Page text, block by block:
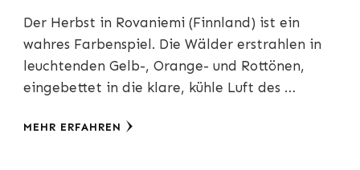
Der Herbst in Rovaniemi (Finnland) ist ein
wahres Farbenspiel. Die Wälder erstrahlen in
leuchtenden Gelb-, Orange- und Rottönen,
eingebettet in die klare, kühle Luft des …
MEHR ERFAHREN